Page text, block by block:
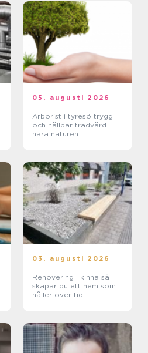
05. augusti 2026
Arborist i tyresö trygg
och hållbar trädvård
nära naturen
03. augusti 2026
Renovering i kinna så
skapar du ett hem som
håller över tid